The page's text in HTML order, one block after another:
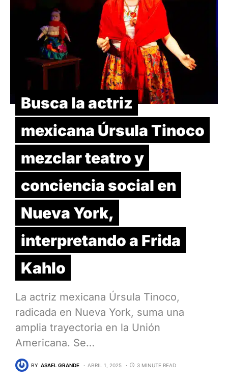
Busca la actriz
mexicana Úrsula Tinoco
mezclar teatro y
conciencia social en
Nueva York,
interpretando a Frida
Kahlo
La actriz mexicana Úrsula Tinoco,
radicada en Nueva York, suma una
amplia trayectoria en la Unión
Americana. Se…
BY ASAEL GRANDE ABRIL 1, 2025 3 MINUTE READ